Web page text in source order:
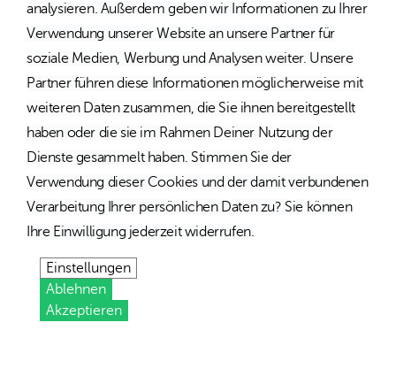
analysieren. Außerdem geben wir Informationen zu Ihrer
Verwendung unserer Website an unsere Partner für
soziale Medien, Werbung und Analysen weiter. Unsere
Partner führen diese Informationen möglicherweise mit
weiteren Daten zusammen, die Sie ihnen bereitgestellt
haben oder die sie im Rahmen Deiner Nutzung der
Dienste gesammelt haben. Stimmen Sie der
Verwendung dieser Cookies und der damit verbundenen
Verarbeitung Ihrer persönlichen Daten zu? Sie können
Ihre Einwilligung jederzeit widerrufen.
Einstellungen
Ablehnen
Akzeptieren